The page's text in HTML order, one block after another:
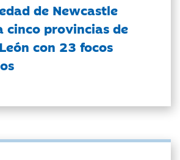
de Newcastle
cinco provincias de
con 23 focos